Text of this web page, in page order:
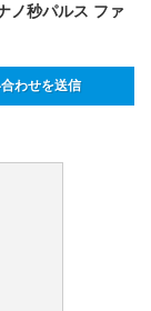
ノ秒パルス ファ
わせを送信